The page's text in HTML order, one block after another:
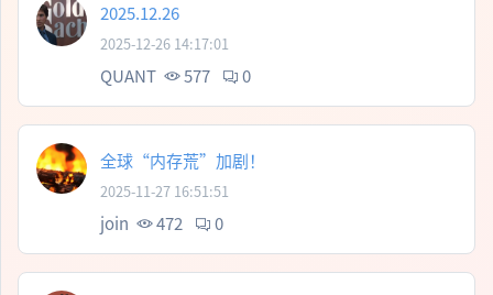
2025.12.26
2025-12-26 14:17:01
QUANT 577 0
全球“内存荒”加剧！
2025-11-27 16:51:51
join 472 0